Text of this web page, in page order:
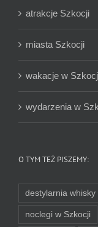
atrakcje Szkocji
miasta Szkocji
wakacje w
wydarzenia w
O TYM TEŻ PISZEMY:
destylarnia whisky
noclegi w Szkocji